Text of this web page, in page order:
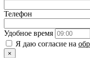
Телефон
Удобное время
Я даю согласие на
×